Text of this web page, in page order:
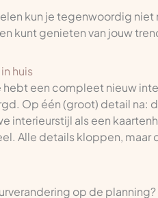
kun je tegenwoordig niet
kunt genieten van jouw
huis
hebt een compleet nieuw
Op één (groot) detail na:
interieurstijl als een
Alle details kloppen,
op de